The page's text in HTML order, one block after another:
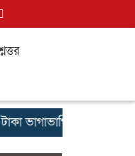
ভাগাভাগি নিয়ে মাদক